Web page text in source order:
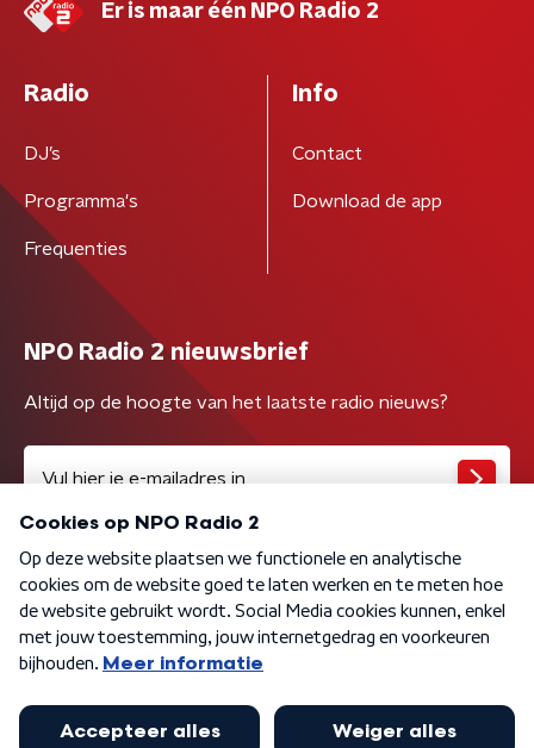
Er is maar één NPO Radio 2
Radio
DJ’s
Programma's
Frequenties
Info
Contact
Download de app
NPO Radio 2 nieuwsbrief
Altijd op de hoogte van het laatste radio nieuws?
Algemene voorwaarden